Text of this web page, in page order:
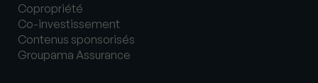
Copropriété
Co-investissement
Contenus sponsorisés
Groupama Assurance